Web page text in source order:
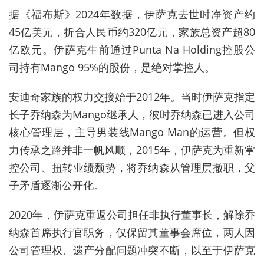
据《福布斯》2024年数据，伊萨克去世时净资产约
45亿美元，折合人民币约320亿元，家族总资产超80
亿欧元。伊萨克生前通过Punta Na Holding控股公
司持有Mango 95%的股份，是绝对掌控人。
安迪奇家族的权力交接始于2012年。当时伊萨克指定
长子乔纳森为Mango继承人，彼时乔纳森已进入公司
核心管理层，主导男装线Mango Man的运营。但权
力传承之路并非一帆风顺，2015年，伊萨克为重新掌
控公司、扭转业绩颓势，将乔纳森从管理层撤职，父
子矛盾逐渐公开化。
2020年，伊萨克重返公司担任非执行董事长，解除乔
纳森首席执行官职务，仅保留其董事会席位，两人因
公司管理权、遗产分配问题冲突不断，以至于伊萨克